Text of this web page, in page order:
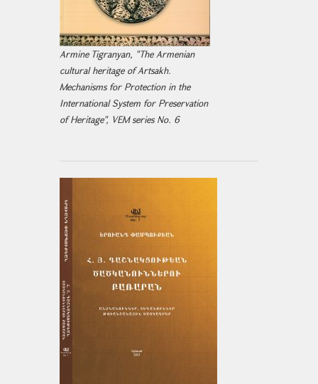
Armine Tigranyan, "The Armenian
cultural heritage of Artsakh.
Mechanisms for Protection in the
International System for Preservation
of Heritage", VEM series No. 6